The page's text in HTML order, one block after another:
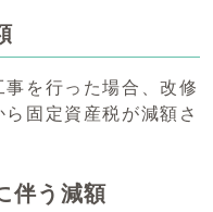
を行った場合、改修
固定資産税が減額さ
伴う減額